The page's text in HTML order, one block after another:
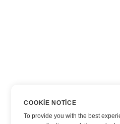
COOKIE NOTICE
To provide you with the best